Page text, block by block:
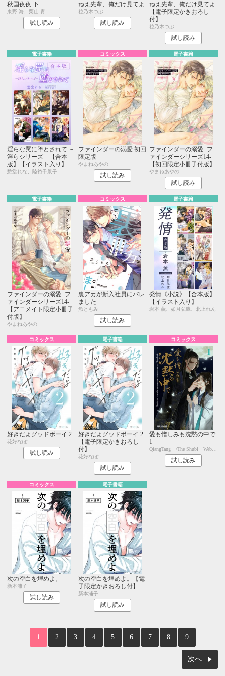
秋国夜夜 下
東野 海、栗山 青
試し読み
ねえ先輩、俺だけ見てよ
粒乃木つぶ
試し読み
ねえ先輩、俺だけ見てよ
【電子限定かきおろし
付】
粒乃木つぶ
試し読み
電子書籍
淫らな罠に堕とされて －
淫らシリーズ－【合本
版】【イラスト入り】
愁堂れな、陸裕千景子
コミックス
ファインダーの溺愛 初回
限定版
やまねあやの
試し読み
電子書籍
ファインダーの溺愛 -フ
ァインダーシリーズ14-
【初回限定小冊子付版】
やまねあやの
試し読み
電子書籍
ファインダーの溺愛 -フ
ァインダーシリーズ14-
【アニメイト限定小冊子
付版】
やまねあやの
コミックス
裏アカが新入社員にバレ
ました
魚ともみ
試し読み
電子書籍
発情《小説》【合本版】
【イラスト入り】
岩本 薫、如月弘鷹、北上れん
コミックス
好きだよグッドボーイ 2
花好なぽ
試し読み
電子書籍
好きだよグッドボーイ 2
【電子限定かきおろし
付】
花好なぽ
試し読み
コミックス
愛も憎しみも沈黙の中で
1
QiangTang /The Shubl Website+kkworld+BailiJunxi+Chujiujiang
試し読み
コミックス
次の空白を埋めよ。
新本浦子
試し読み
電子書籍
次の空白を埋めよ。【電
子限定かきおろし付】
新本浦子
試し読み
1 2 3 4 5 6 7 8 9
次へ